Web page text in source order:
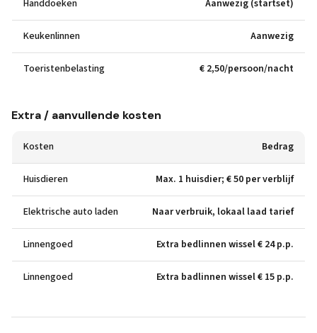
Handdoeken Aanwezig (startset)
Keukenlinnen Aanwezig
Toeristenbelasting € 2,50/persoon/nacht
Extra / aanvullende kosten
Kosten Bedrag
Huisdieren Max. 1 huisdier; € 50 per verblijf
Elektrische auto laden Naar verbruik, lokaal laad tarief
Linnengoed Extra bedlinnen wissel € 24 p.p.
Linnengoed Extra badlinnen wissel € 15 p.p.